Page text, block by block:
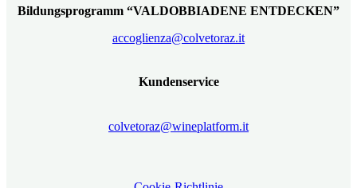
Bildungsprogramm “VALDOBBIADENE ENTDECKEN”
accoglienza@colvetoraz.it
Kundenservice
colvetoraz@wineplatform.it